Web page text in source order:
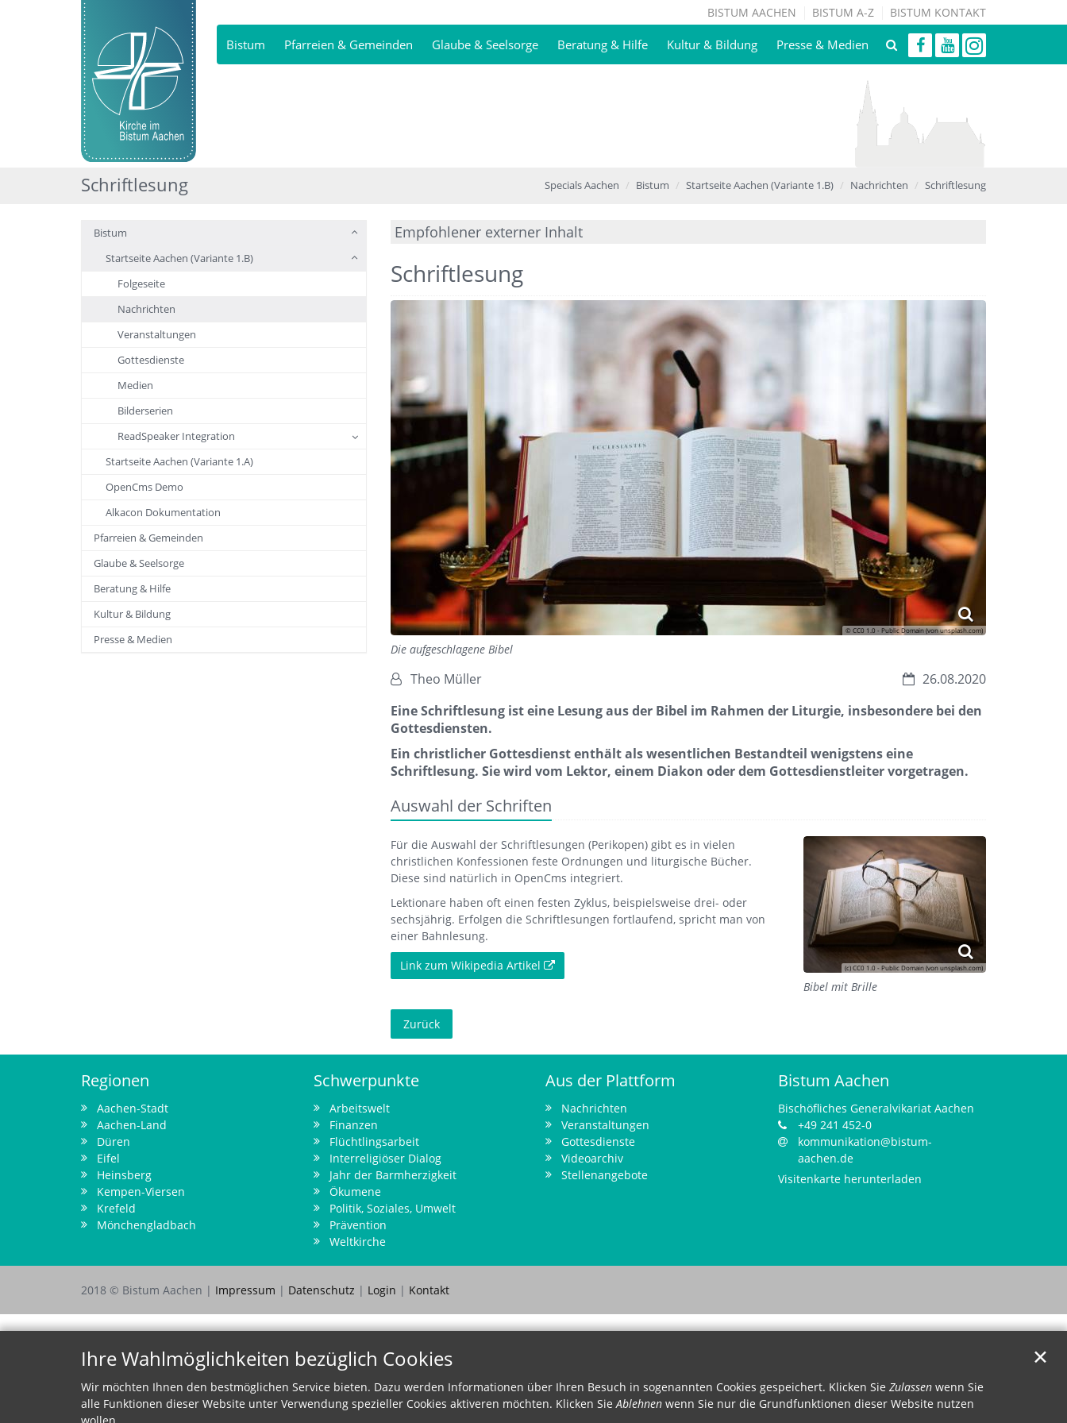
BISTUM AACHEN BISTUM A-Z BISTUM KONTAKT
Bistum Pfarreien & Gemeinden Glaube & Seelsorge Beratung & Hilfe Kultur & Bildung Presse & Medien
Schriftlesung Specials Aachen Bistum Startseite Aachen (Variante 1.B) Nachrichten Schriftlesung
Empfohlener externer Inhalt
Schriftlesung
© CC0 1.0 - Public Domain (von unsplash.com)
Die aufgeschlagene Bibel
Datum:
26.08.2020
Von:Theo Müller
Eine Schriftlesung ist eine Lesung aus der Bibel im Rahmen der Liturgie, insbesondere bei den
Gottesdiensten.
Ein christlicher Gottesdienst enthält als wesentlichen Bestandteil wenigstens eine
Schriftlesung. Sie wird vom Lektor, einem Diakon oder dem Gottesdienstleiter vorgetragen.
Auswahl der Schriften
(c) CC0 1.0 - Public Domain (von unsplash.com)
Bibel mit Brille
Für die Auswahl der Schriftlesungen (Perikopen) gibt es in vielen
christlichen Konfessionen feste Ordnungen und liturgische Bücher.
Diese sind natürlich in OpenCms integriert.
Lektionare haben oft einen festen Zyklus, beispielsweise drei- oder
sechsjährig. Erfolgen die Schriftlesungen fortlaufend, spricht man von
einer Bahnlesung.
Link zum Wikipedia Artikel
Zurück
Bistum
Startseite Aachen (Variante 1.B)
Folgeseite
Nachrichten
Veranstaltungen
Gottesdienste
Medien
Bilderserien
ReadSpeaker Integration
Startseite Aachen (Variante 1.A)
OpenCms Demo
Alkacon Dokumentation
Pfarreien & Gemeinden
Glaube & Seelsorge
Beratung & Hilfe
Kultur & Bildung
Presse & Medien
Regionen
Aachen-Stadt
Aachen-Land
Düren
Eifel
Heinsberg
Kempen-Viersen
Krefeld
Mönchengladbach
Schwerpunkte
Arbeitswelt
Finanzen
Flüchtlingsarbeit
Interreligiöser Dialog
Jahr der Barmherzigkeit
Ökumene
Politik, Soziales, Umwelt
Prävention
Weltkirche
Aus der Plattform
Nachrichten
Veranstaltungen
Gottesdienste
Videoarchiv
Stellenangebote
Bistum Aachen
Bischöfliches Generalvikariat Aachen
+49 241 452-0
kommunikation@bistum-
aachen.de
Visitenkarte herunterladen
2018 © Bistum Aachen | Impressum | Datenschutz | Login | Kontakt
Ihre Wahlmöglichkeiten bezüglich Cookies
Wir möchten Ihnen den bestmöglichen Service bieten. Dazu werden Informationen über Ihren Besuch in sogenannten Cookies gespeichert. Klicken Sie Zulassen wenn Sie
alle Funktionen dieser Website unter Verwendung spezieller Cookies aktiveren möchten. Klicken SieAblehnen wenn Sie nur die Grundfunktionen dieser Website nutzen
✕